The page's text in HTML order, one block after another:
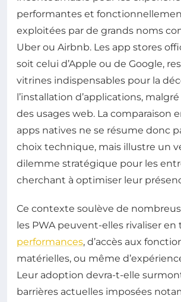
performantes et
exploitées par de grands noms
Uber ou Airbnb. Les app stores
soit celui d’Apple ou de Google,
vitrines indispensables pour la
l’installation d’applications,
des usages web. La comparaison
apps natives ne se résume donc
choix technique, mais illustre un
dilemme stratégique pour les
cherchant à optimiser leur
Ce contexte soulève de
les PWA peuvent-elles rivaliser en
performances, d’accès aux
matérielles, ou même
Leur adoption devra-t-elle
barrières actuelles imposées